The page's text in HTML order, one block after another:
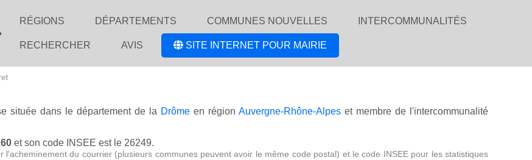
RÉGIONS DÉPARTEMENTS COMMUNES NOUVELLES INTERCOMMUNALITÉS
RECHERCHER AVIS SITE INTERNET POUR MAIRIE
située dans le département de la Drôme en région Auvergne-Rhône-Alpes et membre de l'intercommunalité
et son code INSEE est le 26249.
du courrier (plusieurs communes peuvent avoir le même code postal) et le code INSEE pour les statistiques